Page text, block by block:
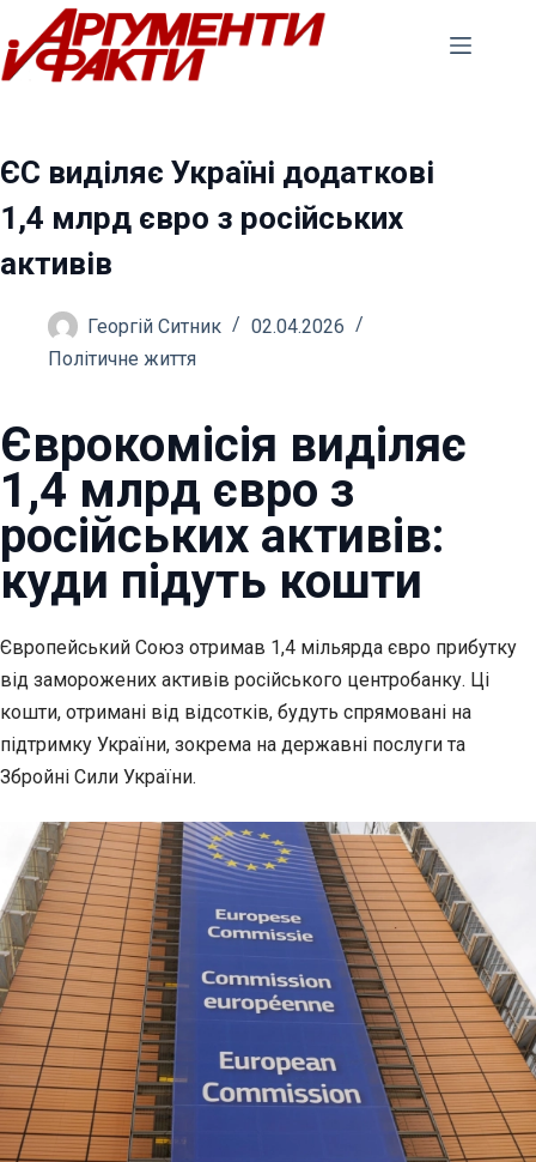
Перейти
до
вмісту
ЄС виділяє Україні додаткові
1,4 млрд євро з російських
активів
Георгій Ситник
02.04.2026
Політичне життя
Єврокомісія виділяє
1,4 млрд євро з
російських активів:
куди підуть кошти
Європейський Союз отримав 1,4 мільярда євро прибутку
від заморожених активів російського центробанку. Ці
кошти, отримані від відсотків, будуть спрямовані на
підтримку України, зокрема на державні послуги та
Збройні Сили України.